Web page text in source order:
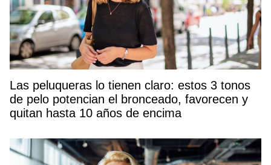
Las peluqueras lo tienen claro: estos 3 tonos
de pelo potencian el bronceado, favorecen y
quitan hasta 10 años de encima